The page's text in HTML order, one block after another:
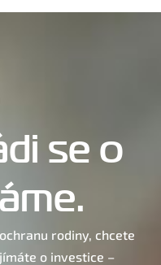
se o
rodiny, chcete
o investice –